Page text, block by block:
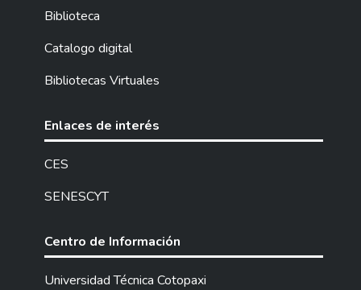
Biblioteca
Catalogo digital
Bibliotecas Virtuales
Enlaces de interés
CES
SENESCYT
Centro de Información
Universidad Técnica Cotopaxi